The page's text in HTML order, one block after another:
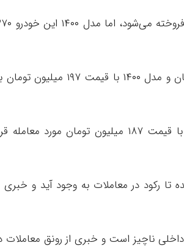
خودروی پژو ۲۰۷ دنده‌ای هم مدل ۱۴۰۱ با قیمت ۳۸۴
در محصولات سایپا نیز کوییک آر مدل ۱۴۰۱ با قیمت ۲۰۷ میلیون تومان و مدل ۱۴۰۰ با قیمت ۱۹۷
علاوه بر این تیبا ۲ نیز مدل ۱۴۰۱ با ۱۸۳ میلیون تومان و پراید ۱۱۱ با قیمت ۱۸۷ میلیون تومان مورد
تا رکود در معاملات به وجود آید و خبری
ناچیز است و خبری از رونق معاملات